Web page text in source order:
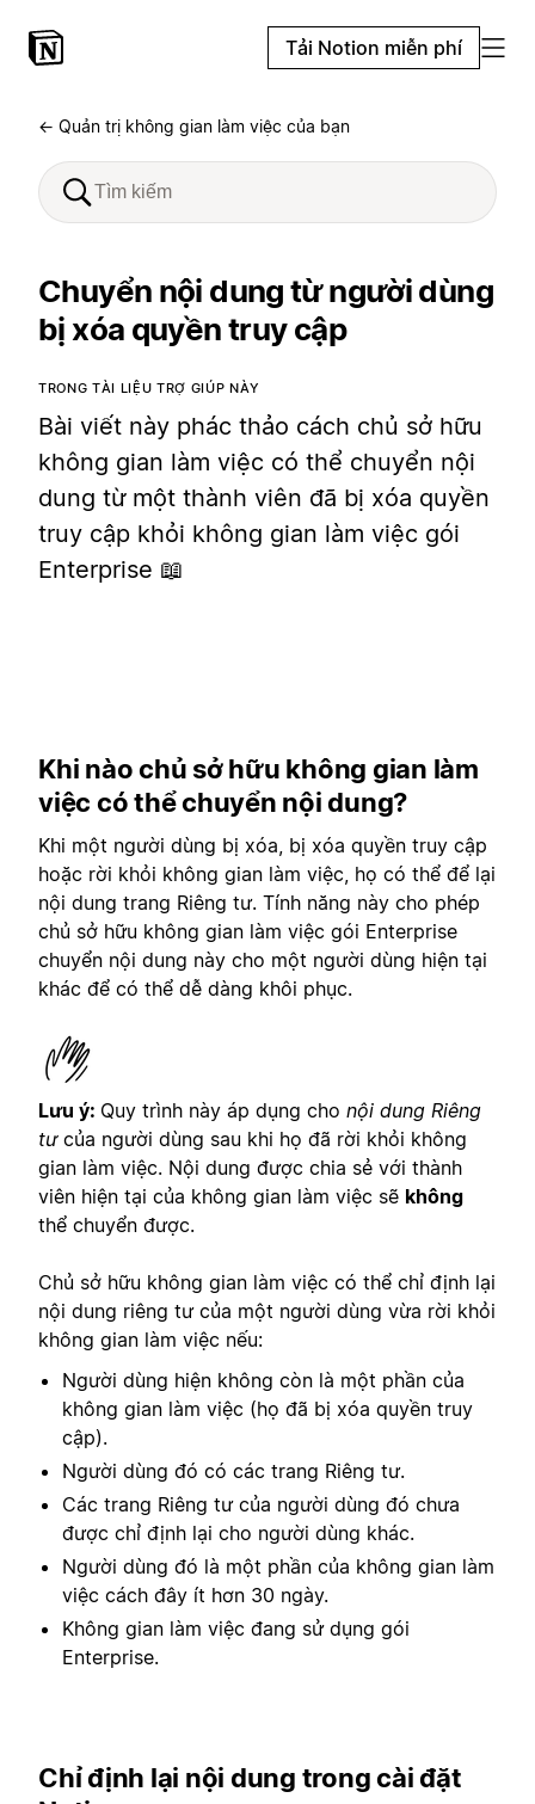
Tải Notion miễn phí
← Quản trị không gian làm việc của bạn
Chuyển nội dung từ người dùng
bị xóa quyền truy cập
TRONG TÀI LIỆU TRỢ GIÚP NÀY
Bài viết này phác thảo cách chủ sở hữu
không gian làm việc có thể chuyển nội
dung từ một thành viên đã bị xóa quyền
truy cập khỏi không gian làm việc gói
Enterprise 📖
Khi nào chủ sở hữu không gian làm
việc có thể chuyển nội dung?
Khi một người dùng bị xóa, bị xóa quyền truy cập
hoặc rời khỏi không gian làm việc, họ có thể để lại
nội dung trang Riêng tư. Tính năng này cho phép
chủ sở hữu không gian làm việc gói Enterprise
chuyển nội dung này cho một người dùng hiện tại
khác để có thể dễ dàng khôi phục.
Lưu ý: Quy trình này áp dụng cho nội dung Riêng
tưcủa người dùng sau khi họ đã rời khỏi không
gian làm việc. Nội dung được chia sẻ với thành
viên hiện tại của không gian làm việc sẽ không
thể chuyển được.
Chủ sở hữu không gian làm việc có thể chỉ định lại
nội dung riêng tư của một người dùng vừa rời khỏi
không gian làm việc nếu:
Người dùng hiện không còn là một phần của
không gian làm việc (họ đã bị xóa quyền truy
cập).
Người dùng đó có các trang Riêng tư.
Các trang Riêng tư của người dùng đó chưa
được chỉ định lại cho người dùng khác.
Người dùng đó là một phần của không gian làm
việc cách đây ít hơn 30 ngày.
Không gian làm việc đang sử dụng gói
Enterprise.
Chỉ định lại nội dung trong cài đặt